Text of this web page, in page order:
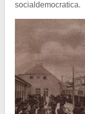
socialdemocratica.